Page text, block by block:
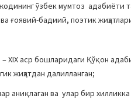
ўзбек мумтоз адабиёти
ғоявий-бадиий, поэтик
XIX аср бошларидаги Қўқон
жиҳатдан далилланган;
аниқлаган ва улар бир